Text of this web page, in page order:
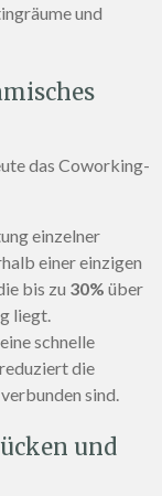
und
das Coworking-
einzelner
einer einzigen
bis zu 30% über
liegt.
schnelle
die
sind.
und